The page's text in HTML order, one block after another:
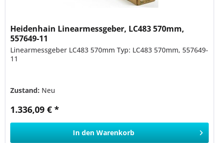
Heidenhain Linearmessgeber, LC483 570mm,
557649-11
Linearmessgeber LC483 570mm Typ: LC483 570mm, 557649-
11
Zustand: Neu
1.336,09 € *
In den Warenkorb